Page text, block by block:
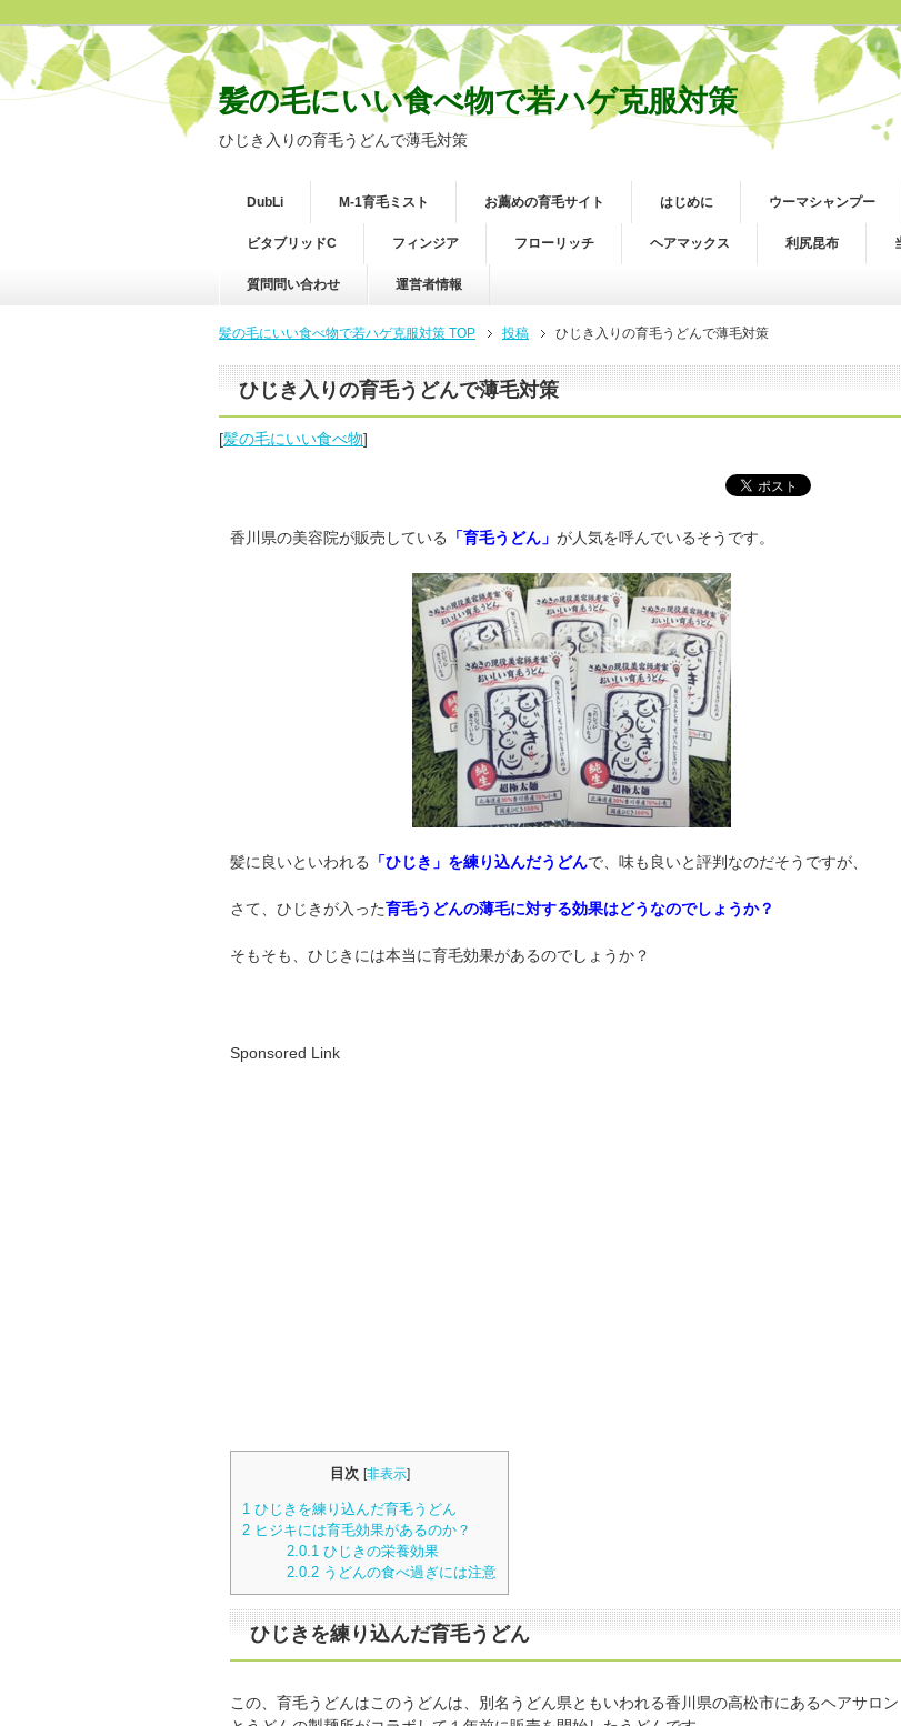
髪の毛にいい食べ物で若ハゲ克服対策
ひじき入りの育毛うどんで薄毛対策
DubLi M-1育毛ミスト お薦めの育毛サイト はじめに ウーマシャンプー
ビタブリッドC フィンジア フローリッチ ヘアマックス 利尻昆布
質問問い合わせ 運営者情報
髪の毛にいい食べ物で若ハゲ克服対策 TOP 投稿 ひじき入りの育毛うどんで薄毛対策
ひじき入りの育毛うどんで薄毛対策
[髪の毛にいい食べ物]
香川県の美容院が販売している 「育毛うどん」 が人気を呼んでいるそうです。
髪に良いといわれる 「ひじき」を練り込んだうどんで、味も良いと評判なのだそうですが、
さて、ひじきが入った育毛うどんの薄毛に対する効果はどうなのでしょうか？
そもそも、ひじきには本当に育毛効果があるのでしょうか？
Sponsored Link
目次 [非表示]
1 ひじきを練り込んだ育毛うどん
2 ヒジキには育毛効果があるのか？
2.0.1ひじきの栄養効果
2.0.2うどんの食べ過ぎには注意
ひじきを練り込んだ育毛うどん
この、育毛うどんはこのうどんは、別名うどん県ともいわれる香川県の高松市にあるヘアサロン